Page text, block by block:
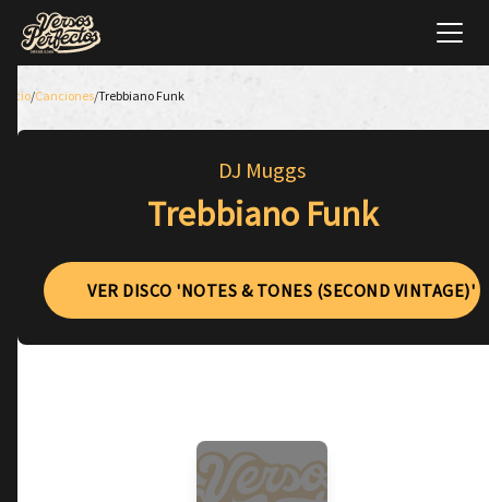
Inicio/Canciones/Trebbiano Funk
DJ Muggs
Trebbiano Funk
VER DISCO 'NOTES & TONES (SECOND VINTAGE)'